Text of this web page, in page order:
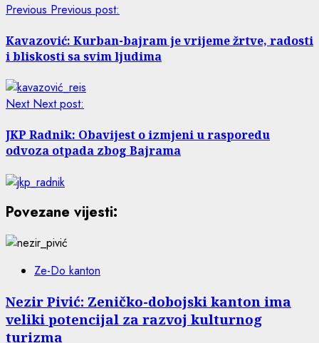
Previous Previous post:
Kavazović: Kurban-bajram je vrijeme žrtve, radosti
i bliskosti sa svim ljudima
Next Next post:
JKP Radnik: Obavijest o izmjeni u rasporedu
odvoza otpada zbog Bajrama
Povezane vijesti:
Ze-Do kanton
Nezir Pivić: Zeničko-dobojski kanton ima
veliki potencijal za razvoj kulturnog
turizma